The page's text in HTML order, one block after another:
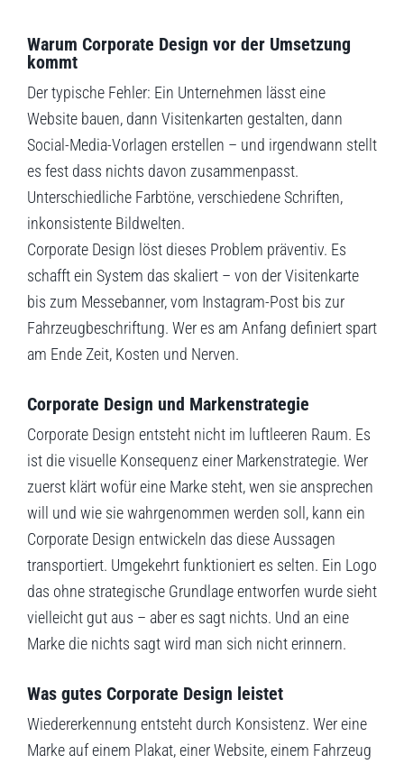
Warum Corporate Design vor der Umsetzung
kommt
Der typische Fehler: Ein Unternehmen lässt eine
Website bauen, dann Visitenkarten gestalten, dann
Social-Media-Vorlagen erstellen – und irgendwann stellt
es fest dass nichts davon zusammenpasst.
Unterschiedliche Farbtöne, verschiedene Schriften,
inkonsistente Bildwelten.
Corporate Design löst dieses Problem präventiv. Es
schafft ein System das skaliert – von der Visitenkarte
bis zum Messebanner, vom Instagram-Post bis zur
Fahrzeugbeschriftung. Wer es am Anfang definiert spart
am Ende Zeit, Kosten und Nerven.
Corporate Design und Markenstrategie
Corporate Design entsteht nicht im luftleeren Raum. Es
ist die visuelle Konsequenz einer Markenstrategie. Wer
zuerst klärt wofür eine Marke steht, wen sie ansprechen
will und wie sie wahrgenommen werden soll, kann ein
Corporate Design entwickeln das diese Aussagen
transportiert. Umgekehrt funktioniert es selten. Ein Logo
das ohne strategische Grundlage entworfen wurde sieht
vielleicht gut aus – aber es sagt nichts. Und an eine
Marke die nichts sagt wird man sich nicht erinnern.
Was gutes Corporate Design leistet
Wiedererkennung entsteht durch Konsistenz. Wer eine
Marke auf einem Plakat, einer Website, einem Fahrzeug